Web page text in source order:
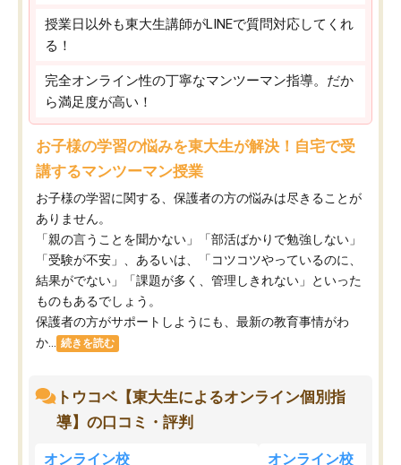
授業日以外も東大生講師がLINEで質問対応してくれ
る！
完全オンライン性の丁寧なマンツーマン指導。だか
ら満足度が高い！
お子様の学習の悩みを東大生が解決！自宅で受
講するマンツーマン授業
お子様の学習に関する、保護者の方の悩みは尽きることが
ありません。
「親の言うことを聞かない」「部活ばかりで勉強しない」
「受験が不安」、あるいは、「コツコツやっているのに、
結果がでない」「課題が多く、管理しきれない」といった
ものもあるでしょう。
保護者の方がサポートしようにも、最新の教育事情がわ
か...
続きを読む
トウコベ【東大生によるオンライン個別指
導】の口コミ・評判
オンライン校 オンライン校